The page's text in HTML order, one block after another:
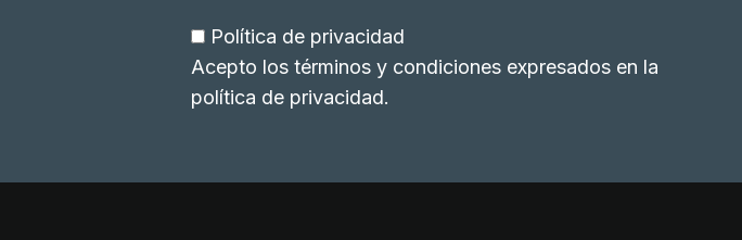
Política de privacidad
Acepto los términos y condiciones expresados en la
política de privacidad.